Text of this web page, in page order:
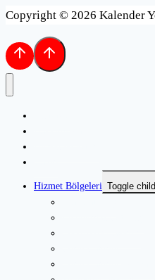
Copyright © 2026 Kalender
Hizmet Bölgeleri Toggle